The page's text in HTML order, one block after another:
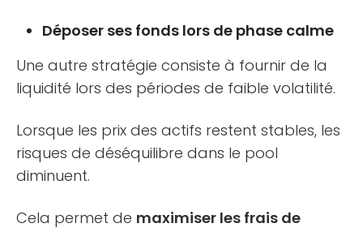
Déposer ses fonds lors de phase calme
Une autre stratégie consiste à fournir de la
liquidité lors des périodes de faible volatilité.
Lorsque les prix des actifs restent stables, les
risques de déséquilibre dans le pool
diminuent.
Cela permet de maximiser les frais de